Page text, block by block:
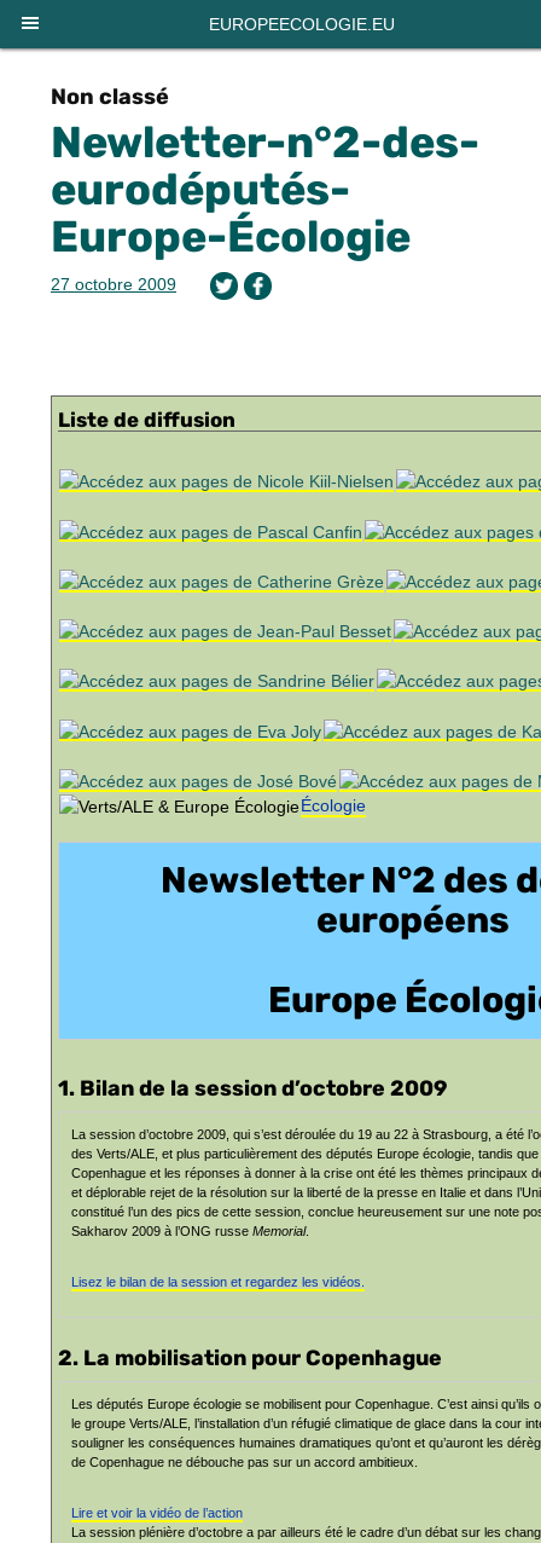
EUROPEECOLOGIE.EU
Non classé
Newletter-n°2-des-
eurodéputés-
Europe-Écologie
27 octobre 2009
Liste de diffusion
Écologie
Newsletter N°2 des
européens
Europe
1. Bilan de la session d’octobre 2009
La session d’octobre 2009, qui s’est déroulée du 19 au 22 à Strasbourg, a été
des Verts/ALE, et plus particulièrement des députés Europe écologie, tandis
Copenhague et les réponses à donner à la crise ont été les thèmes principaux
et déplorable rejet de la résolution sur la liberté de la presse en Italie et dans
constitué l’un des pics de cette session, conclue heureusement sur une note
Sakharov 2009 à l’ONG russeMemorial.
Lisez le bilan de la session et regardez les vidéos.
2. La mobilisation pour Copenhague
Les députés Europe écologie se mobilisent pour Copenhague. C’est ainsi
le groupe Verts/ALE, l’installation d’un réfugié climatique de glace dans la cour
souligner les conséquences humaines dramatiques qu’ont et qu’auront les
de Copenhague ne débouche pas sur un accord ambitieux.
Lire et voir la vidéo de l’action
La session plénière d’octobre a par ailleurs été le cadre d’un débat sur les